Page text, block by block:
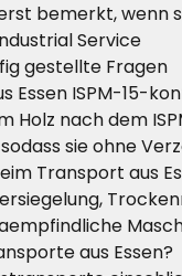
bemerkt,
Service
gestellte Fragen
Essen ISPM-15-
Holz nach dem
sie ohne
Transport aus
aus Essen?